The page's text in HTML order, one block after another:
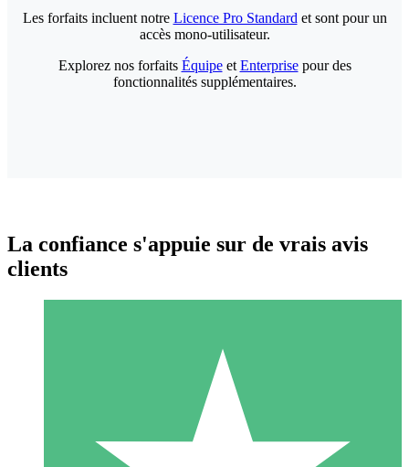
Packs de Crédits Individuels
Payez à l'utilisation avec des crédits de téléchargement. Sans
Les forfaits incluent notre Licence Pro Standard et sont pour un
accès mono-utilisateur.
Explorez nos forfaits Équipeet Enterprisepour des
fonctionnalités supplémentaires.
La confiance s'appuie sur de vrais avis
clients